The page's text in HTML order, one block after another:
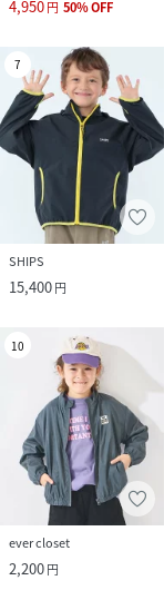
4,950円 50%OFF
7
SHIPS
15,400円
10
ever closet
2,200円